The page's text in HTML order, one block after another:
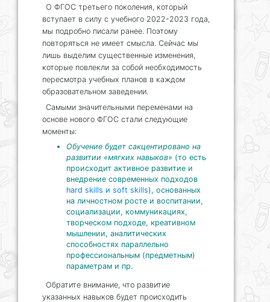
О ФГОС третьего поколения, который
вступает в силу с учебного 2022-2023 года,
мы подробно писали ранее. Поэтому
повторяться не имеет смысла. Сейчас мы
лишь выделим существенные изменения,
которые повлекли за собой необходимость
пересмотра учебных планов в каждом
образовательном заведении.
Самыми значительными переменами на
основе нового ФГОС стали следующие
моменты:
Обучение будет сакцентировано на
развитии «мягких навыков» (то есть
происходит активное развитие и
внедрение современных подходов
hard skills и soft skills), основанных
на личностном росте и воспитании,
социализации, коммуникациях,
творческом подходе, креативном
мышлении, аналитических
способностях параллельно
профессиональным (предметным)
параметрам и пр.
Обратите внимание, что развитие
указанных навыков будет происходить